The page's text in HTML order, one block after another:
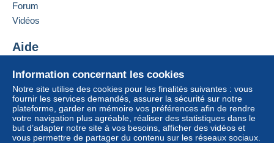
Pour plus de sécurité, le vendeur vous
demande d'opter pour une méthode de
à partir de 24,00 € d'achat.
Zone 1
Zone 2
Ajouter ce vendeur aux favoris
Information concernant les cookies
Notre site utilise des cookies pour les finalités suivantes : vous
fournir les services demandés, assurer la sécurité sur notre
plateforme, garder en mémoire vos préférences afin de rendre
votre navigation plus agréable, réaliser des statistiques dans le
but d’adapter notre site à vos besoins, afficher des vidéos et
vous permettre de partager du contenu sur les réseaux sociaux.
Forum
Vidéos
Aide
Acheter sur Delcampe
Vendre sur Delcampe
Un site sécurisé